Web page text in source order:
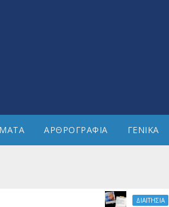
ΑΡΘΡΟΓΡΑΦΙΑ ΓΕΝΙΚΑ
ΔΙΑΙΤΗΣΙΑ